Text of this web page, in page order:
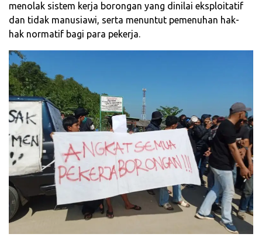
menolak sistem kerja borongan yang dinilai eksploitatif
dan tidak manusiawi, serta menuntut pemenuhan hak-
hak normatif bagi para pekerja.